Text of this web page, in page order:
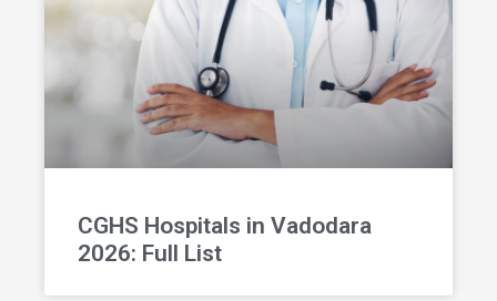
CGHS Hospitals in Vadodara
2026: Full List